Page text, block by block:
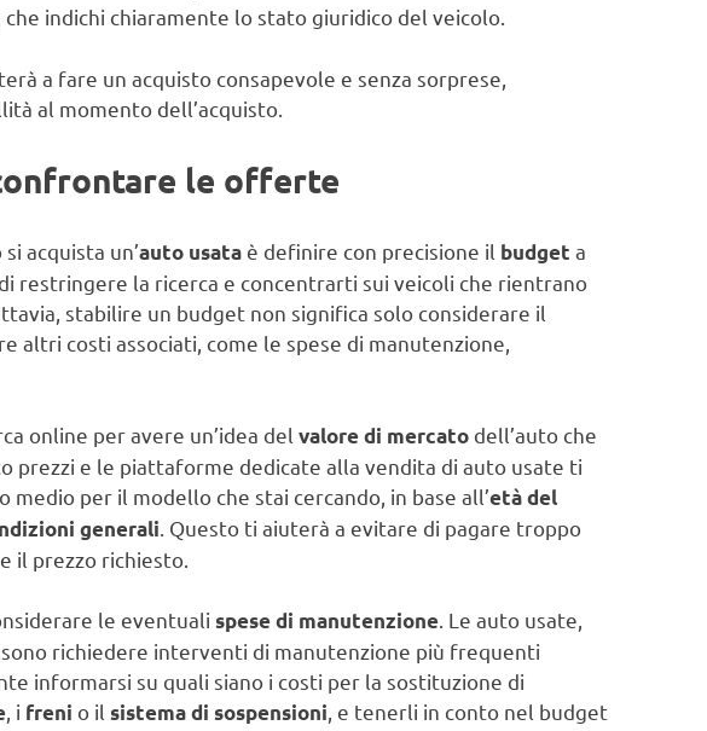
indichi chiaramente lo stato giuridico del veicolo.
a fare un acquisto consapevole e senza sorprese,
al momento dell’acquisto.
le offerte
acquista un’auto usata è definire con precisione il budget a
restringere la ricerca e concentrarti sui veicoli che rientrano
stabilire un budget non significa solo considerare il
altri costi associati, come le spese di manutenzione,
online per avere un’idea del valore di mercato dell’auto che
prezzi e le piattaforme dedicate alla vendita di auto usate ti
per il modello che stai cercando, in base all’età del
generali . Questo ti aiuterà a evitare di pagare troppo
il prezzo richiesto.
le eventuali spese di manutenzione . Le auto usate,
richiedere interventi di manutenzione più frequenti
informarsi su quali siano i costi per la sostituzione di
, i freni o il sistema di sospensioni , e tenerli in conto nel budget